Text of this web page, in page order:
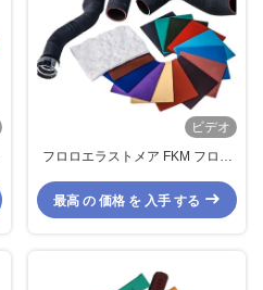
ビデオ
フロロエラストメア FKM フロア
最高 の 価格 を 入手 する